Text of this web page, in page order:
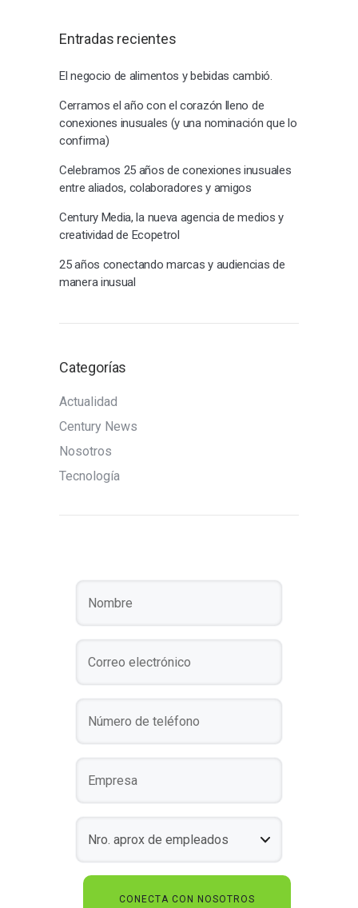
Entradas recientes
El negocio de alimentos y bebidas cambió.
Cerramos el año con el corazón lleno de
conexiones inusuales (y una nominación que lo
confirma)
Celebramos 25 años de conexiones inusuales
entre aliados, colaboradores y amigos
Century Media, la nueva agencia de medios y
creatividad de Ecopetrol
25 años conectando marcas y audiencias de
manera inusual
Categorías
Actualidad
Century News
Nosotros
Tecnología